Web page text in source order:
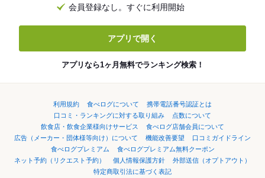
会員登録なし。すぐに利用開始
アプリで開く
アプリなら1ヶ月無料でランキング検索！
利用規約 食べログについて
携帯電話番号認証とは
口コミ・ランキングに対する取り組み
点数について
飲食店・飲食企業様向けサービス
食べログ店舗会員について
広告（メーカー・団体様等向け）について
機能改善要望
口コミガイドライン
食べログプレミアム
食べログプレミアム無料クーポン
ネット予約（リクエスト予約）
個人情報保護方針
外部送信（オプトアウト）
特定商取引法に基づく表記